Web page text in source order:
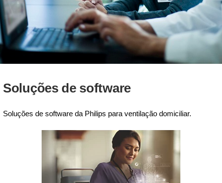
Soluções de software
Soluções de software da Philips para ventilação domiciliar.